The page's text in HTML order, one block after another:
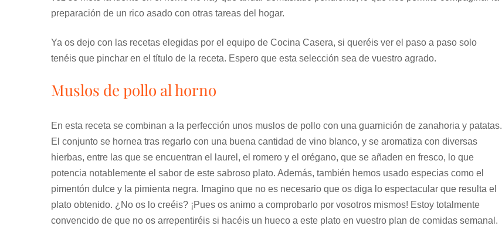
preparación de un rico asado con otras tareas del hogar.
Ya os dejo con las recetas elegidas por el equipo de Cocina Casera, si queréis ver el paso a paso solo
tenéis que pinchar en el título de la receta. Espero que esta selección sea de vuestro agrado.
Muslos de pollo al horno
En esta receta se combinan a la perfección unos muslos de pollo con una guarnición de zanahoria y patatas.
El conjunto se hornea tras regarlo con una buena cantidad de vino blanco, y se aromatiza con diversas
hierbas, entre las que se encuentran el laurel, el romero y el orégano, que se añaden en fresco, lo que
potencia notablemente el sabor de este sabroso plato. Además, también hemos usado especias como el
pimentón dulce y la pimienta negra. Imagino que no es necesario que os diga lo espectacular que resulta el
plato obtenido. ¿No os lo creéis? ¡Pues os animo a comprobarlo por vosotros mismos! Estoy totalmente
convencido de que no os arrepentiréis si hacéis un hueco a este plato en vuestro plan de comidas semanal.